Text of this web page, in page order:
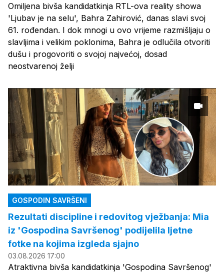
Omiljena bivša kandidatkinja RTL-ova reality showa
'Ljubav je na selu', Bahra Zahirović, danas slavi svoj
61. rođendan. I dok mnogi u ovo vrijeme razmišljaju o
slavljima i velikim poklonima, Bahra je odlučila otvoriti
dušu i progovoriti o svojoj najvećoj, dosad
neostvarenoj želji
GOSPODIN SAVRŠENI
Rezultati discipline i redovitog vježbanja: Mia
iz 'Gospodina Savršenog' podijelila ljetne
fotke na kojima izgleda sjajno
03.08.2026 17:00
Atraktivna bivša kandidatkinja 'Gospodina Savršenog'